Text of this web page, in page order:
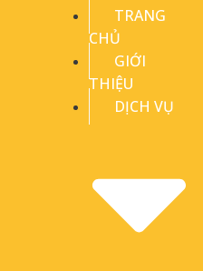
TRANG
CHỦ
GIỚI
THIỆU
DỊCH VỤ